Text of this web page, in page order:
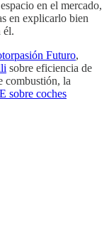
en el mercado,
en explicarlo bien
él.
Futuro,
sobre eficiencia de
combustión, la
sobre coches